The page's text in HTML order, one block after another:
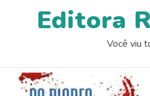
Editora
Você viu